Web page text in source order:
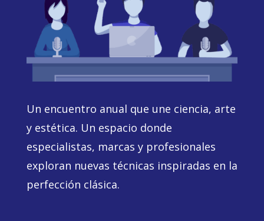
Un encuentro anual que une ciencia, arte
y estética. Un espacio donde
especialistas, marcas y profesionales
exploran nuevas técnicas inspiradas en la
perfección clásica.